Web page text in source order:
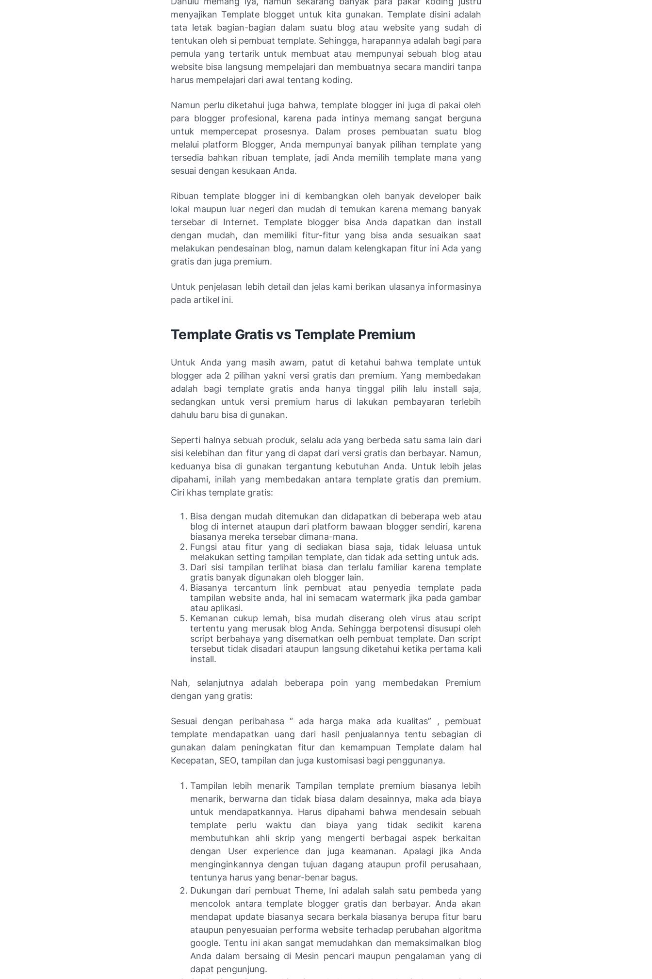
menyajikan Template blogget untuk kita gunakan. Template disini adalah
tata letak bagian-bagian dalam suatu blog atau website yang sudah di
tentukan oleh si pembuat template. Sehingga, harapannya adalah bagi para
pemula yang tertarik untuk membuat atau mempunyai sebuah blog atau
website bisa langsung mempelajari dan membuatnya secara mandiri tanpa
harus mempelajari dari awal tentang koding.
Namun perlu diketahui juga bahwa, template blogger ini juga di pakai oleh
para blogger profesional, karena pada intinya memang sangat berguna
untuk mempercepat prosesnya. Dalam proses pembuatan suatu blog
melalui platform Blogger, Anda mempunyai banyak pilihan template yang
tersedia bahkan ribuan template, jadi Anda memilih template mana yang
sesuai dengan kesukaan Anda.
Ribuan template blogger ini di kembangkan oleh banyak developer baik
lokal maupun luar negeri dan mudah di temukan karena memang banyak
tersebar di Internet. Template blogger bisa Anda dapatkan dan install
dengan mudah, dan memiliki fitur-fitur yang bisa anda sesuaikan saat
melakukan pendesainan blog, namun dalam kelengkapan fitur ini Ada yang
gratis dan juga premium.
Untuk penjelasan lebih detail dan jelas kami berikan ulasanya informasinya
pada artikel ini.
Template Gratis vs Template Premium
Untuk Anda yang masih awam, patut di ketahui bahwa template untuk
blogger ada 2 pilihan yakni versi gratis dan premium. Yang membedakan
adalah bagi template gratis anda hanya tinggal pilih lalu install saja,
sedangkan untuk versi premium harus di lakukan pembayaran terlebih
dahulu baru bisa di gunakan.
Seperti halnya sebuah produk, selalu ada yang berbeda satu sama lain dari
sisi kelebihan dan fitur yang di dapat dari versi gratis dan berbayar. Namun,
keduanya bisa di gunakan tergantung kebutuhan Anda. Untuk lebih jelas
dipahami, inilah yang membedakan antara template gratis dan premium.
Ciri khas template gratis:
Bisa dengan mudah ditemukan dan didapatkan di beberapa web atau
blog di internet ataupun dari platform bawaan blogger sendiri, karena
biasanya mereka tersebar dimana-mana.
Fungsi atau fitur yang di sediakan biasa saja, tidak leluasa untuk
melakukan setting tampilan template, dan tidak ada setting untuk ads.
Dari sisi tampilan terlihat biasa dan terlalu familiar karena template
gratis banyak digunakan oleh blogger lain.
Biasanya tercantum link pembuat atau penyedia template pada
tampilan website anda, hal ini semacam watermark jika pada gambar
atau aplikasi.
Kemanan cukup lemah, bisa mudah diserang oleh virus atau script
tertentu yang merusak blog Anda. Sehingga berpotensi disusupi oleh
script berbahaya yang disematkan oelh pembuat template. Dan script
tersebut tidak disadari ataupun langsung diketahui ketika pertama kali
install.
Nah, selanjutnya adalah beberapa poin yang membedakan Premium
dengan yang gratis:
Sesuai dengan peribahasa “ ada harga maka ada kualitas” , pembuat
template mendapatkan uang dari hasil penjualannya tentu sebagian di
gunakan dalam peningkatan fitur dan kemampuan Template dalam hal
Kecepatan, SEO, tampilan dan juga kustomisasi bagi penggunanya.
Tampilan lebih menarik Tampilan template premium biasanya lebih
menarik, berwarna dan tidak biasa dalam desainnya, maka ada biaya
untuk mendapatkannya. Harus dipahami bahwa mendesain sebuah
template perlu waktu dan biaya yang tidak sedikit karena
membutuhkan ahli skrip yang mengerti berbagai aspek berkaitan
dengan User experience dan juga keamanan. Apalagi jika Anda
menginginkannya dengan tujuan dagang ataupun profil perusahaan,
tentunya harus yang benar-benar bagus.
Dukungan dari pembuat Theme, Ini adalah salah satu pembeda yang
mencolok antara template blogger gratis dan berbayar. Anda akan
mendapat update biasanya secara berkala biasanya berupa fitur baru
ataupun penyesuaian performa website terhadap perubahan algoritma
google. Tentu ini akan sangat memudahkan dan memaksimalkan blog
Anda dalam bersaing di Mesin pencari maupun pengalaman yang di
dapat pengunjung.